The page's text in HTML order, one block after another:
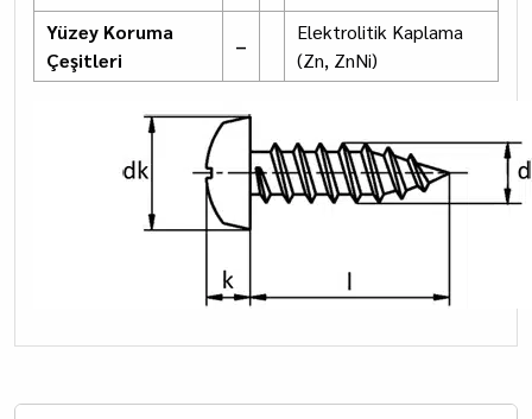
Yüzey Koruma
Çeşitleri
–
Elektrolitik Kaplama
(Zn, ZnNi)